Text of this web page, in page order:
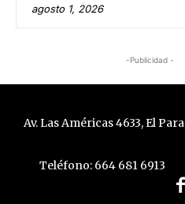
agosto 1, 2026
-Publicidad -
Av. Las Américas 4633, El
Teléfono: 664 681 6913